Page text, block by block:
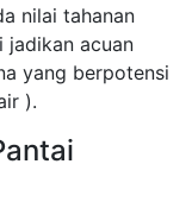
nilai tahanan
jadikan acuan
yang berpotensi
).